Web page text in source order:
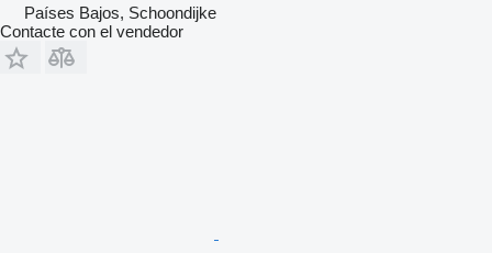
Países Bajos, Schoondijke
Contacte con el vendedor